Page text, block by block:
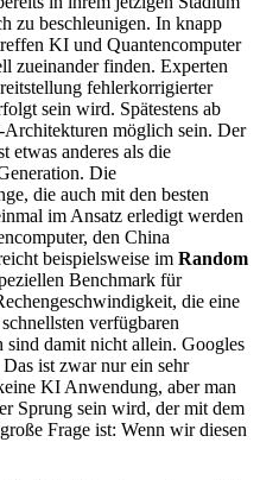
zu beschleunigen. In knapp
KI und Quantencomputer
zueinander finden. Experten
fehlerkorrigierter
sein wird. Spätestens ab
möglich sein. Der
etwas anderes als die
Die
die auch mit den besten
im Ansatz erledigt werden
den China
beispielsweise im Random
Benchmark für
die eine
verfügbaren
sind damit nicht allein. Googles
ist zwar nur ein sehr
KI Anwendung, aber man
Sprung sein wird, der mit dem
Frage ist: Wenn wir diesen